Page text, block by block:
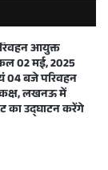
आयुक्त
02 मई, 2025
04 बजे परिवहन
कक्ष, लखनऊ में
का उद्घाटन करेंगे